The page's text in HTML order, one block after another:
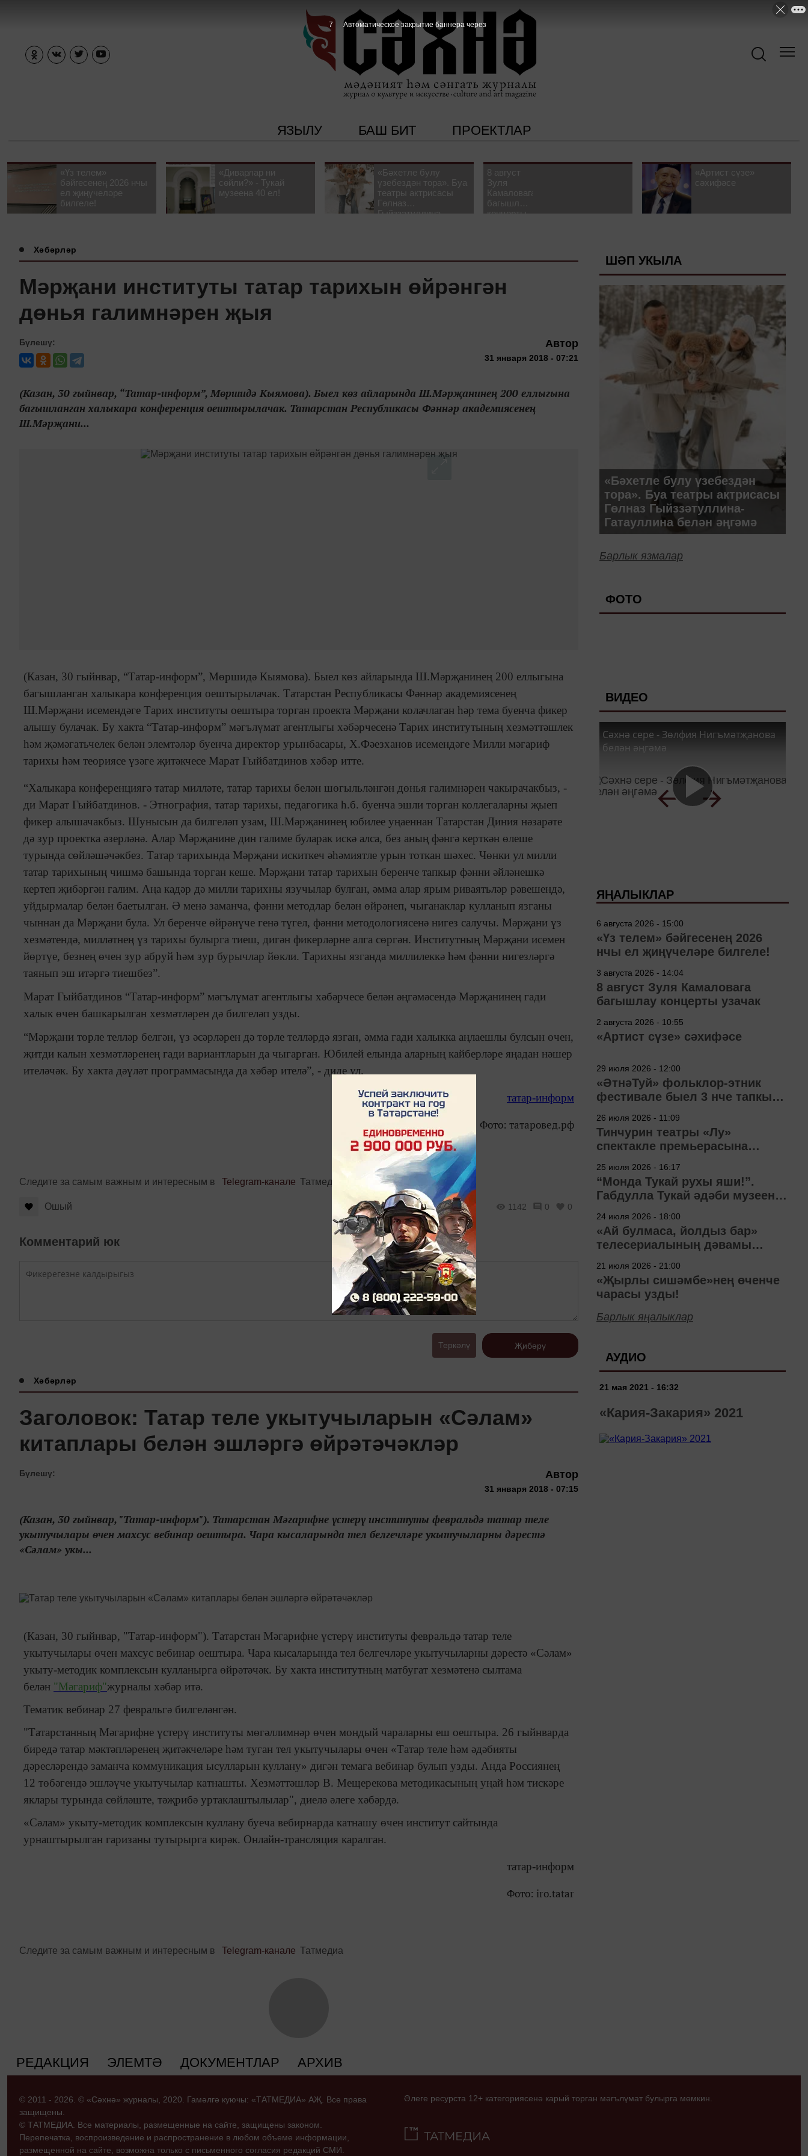
ЯЗЫЛУ БАШ БИТ ПРОЕКТЛАР
«Үз телем»
бәйгесенең 2026 нчы
ел җиңүчеләре
билгеле!
«Диварлар ни
сөйли?» - Тукай
музеена 40 ел!
«Бәхетле булу
үзебездән тора». Буа
театры актрисасы
Гөлназ
Гыйззәтуллина-
8 август
Зуля
Камаловага
багышлау
концерты
«Артист сүзе»
сәхифәсе
Хәбәрләр
Мәрҗани институты татар тарихын өйрәнгән
дөнья галимнәрен җыя
Бүлешү: Автор
31 января 2018 - 07:21
(Казан, 30 гыйнвар, “Татар-информ”, Мөршидә Кыямова). Быел көз айларында Ш.Мәрҗанинең 200 еллыгына
багышланган халыкара конференция оештырылачак. Татарстан Республикасы Фәннәр академиясенең
Ш.Мәрҗани...
(Казан, 30 гыйнвар, “Татар-информ”, Мөршидә Кыямова). Быел көз айларында Ш.Мәрҗанинең 200 еллыгына
багышланган халыкара конференция оештырылачак. Татарстан Республикасы Фәннәр академиясенең
Ш.Мәрҗани исемендәге Тарих институты оештыра торган проекта Мәрҗани колачлаган һәр тема буенча фикер
алышу булачак. Бу хакта “Татар-информ” мәгълүмат агентлыгы хәбәрчесенә Тарих институтының хезмәттәшлек
һәм җәмәгатьчелек белән элемтәләр буенча директор урынбасары, Х.Фәезханов исемендәге Милли мәгариф
тарихы һәм теориясе үзәге җитәкчесе Марат Гыйбатдинов хәбәр итте.
“Халыкара конференциягә татар милләте, татар тарихы белән шөгыльләнгән дөнья галимнәрен чакырачакбыз, -
ди Марат Гыйбатдинов. - Этнография, татар тарихы, педагогика һ.б. буенча эшли торган коллегаларны җыеп
фикер алышачакбыз. Шунысын да билгеләп узам, Ш.Мәрҗанинең юбилее уңаеннан Татарстан Диния нәзарәте
дә зур проектка әзерләнә. Алар Мәрҗанине дин галиме буларак искә алса, без аның фәнгә керткән өлеше
турында сөйләшәчәкбез. Татар тарихында Мәрҗани искиткеч әһәмиятле урын тоткан шәхес. Чөнки ул милли
татар тарихының чишмә башында торган кеше. Мәрҗани татар тарихын беренче тапкыр фәнни әйләнешкә
кертеп җибәргән галим. Аңа кадәр дә милли тарихны язучылар булган, әмма алар ярым риваятьләр рәвешендә,
уйдырмалар белән баетылган. Ә менә заманча, фәнни методлар белән өйрәнеп, чыганаклар кулланып язганы
чыннан да Мәрҗани була. Ул беренче өйрәнүче генә түгел, фәнни методологиясенә нигез салучы. Мәрҗани үз
хезмәтендә, милләтнең үз тарихы булырга тиеш, дигән фикерләрне алга сөргән. Институтның Мәрҗани исемен
йөртүе, безнең өчен зур абруй һәм зур бурычлар йөкли. Тарихны язганда миллилеккә һәм фәнни нигезләргә
таянып эш итәргә тиешбез”.
Марат Гыйбатдинов “Татар-информ” мәгълүмат агентлыгы хәбәрчесе белән әңгәмәсендә Мәрҗанинең гади
халык өчен башкарылган хезмәтләрен дә билгеләп узды.
“Мәрҗани төрле телләр белгән, үз әсәрләрен дә төрле телләрдә язган, әмма гади халыкка аңлаешлы булсын өчен,
җитди калын хезмәтләренең гади вариантларын да чыгарган. Юбилей елында аларның кайберләре яңадан нәшер
ителәчәк. Бу хакта дәүләт программасында да хәбәр ителә”, - диде ул.
татар-информ
Фото: татаровед.рф
Следите за самым важным и интересным в Telegram-канале Татмедиа
Ошый 1142 0 0
Комментарий юк
Теркәлү Җибәрү
Хәбәрләр
Заголовок: Татар теле укытучыларын «Сәлам»
китаплары белән эшләргә өйрәтәчәкләр
Бүлешү: Автор
31 января 2018 - 07:15
(Казан, 30 гыйнвар, "Татар-информ"). Татарстан Мәгарифне үстерү институты февральдә татар теле
укытучылары өчен махсус вебинар оештыра. Чара кысаларында тел белгечләре укытучыларны дәрестә
«Сәлам» укы...
(Казан, 30 гыйнвар, "Татар-информ"). Татарстан Мәгарифне үстерү институты февральдә татар теле
укытучылары өчен махсус вебинар оештыра. Чара кысаларында тел белгечләре укытучыларны дәрестә «Сәлам»
укыту-методик комплексын кулланырга өйрәтәчәк. Бу хакта институтның матбугат хезмәтенә сылтама
белән "Мәгариф"журналы хәбәр итә.
Тематик вебинар 27 февральгә билгеләнгән.
"Татарстанның Мәгарифне үстерү институты мөгәллимнәр өчен мондый чараларны еш оештыра. 26 гыйнварда
биредә татар мәктәпләренең җитәкчеләре һәм туган тел укытучылары өчен «Татар теле һәм әдәбияты
дәресләрендә заманча коммуникация ысулларын куллану» дигән темага вебинар булып узды. Анда Россиянең
12 төбәгендә эшләүче укытучылар катнашты. Хезмәттәшләр В. Мещерекова методикасының уңай һәм тискәре
яклары турында сөйләште, тәҗрибә уртаклаштылылар", диелә әлеге хәбәрдә.
«Сәлам» укыту-методик комплексын куллану буеча вебирнарда катнашу өчен институт сайтында
урнаштырылган гаризаны тутырырга кирәк. Онлайн-трансляция каралган.
татар-информ
Фото: iro.tatar
Следите за самым важным и интересным в Telegram-канале Татмедиа
ШӘП УКЫЛА
«Бәхетле булу үзебездән
тора». Буа театры актрисасы
Гөлназ Гыйззәтуллина-
Гатауллина белән әңгәмә
Барлык язмалар
ФОТО
ВИДЕО
Сәхнә сере - Зөлфия Нигъмәтҗанова
белән әңгәмә
ЯҢАЛЫКЛАР
6 августа 2026 - 15:00
«Үз телем» бәйгесенең 2026
нчы ел җиңүчеләре билгеле!
3 августа 2026 - 14:04
8 август Зуля Камаловага
багышлау концерты узачак
2 августа 2026 - 10:55
«Артист сүзе» сәхифәсе
29 июля 2026 - 12:00
«ӘтнәТуй» фольклор-этник
фестивале быел 3 нче тапкыр
26 июля 2026 - 11:09
Тинчурин театры «Лу»
спектакле премьерасына
25 июля 2026 - 16:17
“Монда Тукай рухы яши!”.
Габдулла Тукай әдәби музеена
24 июля 2026 - 18:00
«Ай булмаса, йолдыз бар»
телесериалының дәвамы
21 июля 2026 - 21:00
«Җырлы сишәмбе»нең өченче
чарасы узды!
Барлык яңалыклар
АУДИО
21 мая 2021 - 16:32
«Кария-Закария» 2021
РЕДАКЦИЯ ЭЛЕМТӘ ДОКУМЕНТЛАР АРХИВ
© 2011 - 2026. © «Сәхнә» журналы, 2020. Гамәлгә куючы: «ТАТМЕДИА» АҖ. Все права
защищены.
© ТАТМЕДИА. Все материалы, размещенные на сайте, защищены законом.
Перепечатка, воспроизведение и распространение в любом объеме информации,
размещенной на сайте, возможна только с письменного согласия редакций СМИ.
Әлеге ресурста 12+ категориясенә карый торган мәгълүмат булырга мөмкин.
6 Автоматическое закрытие баннера через